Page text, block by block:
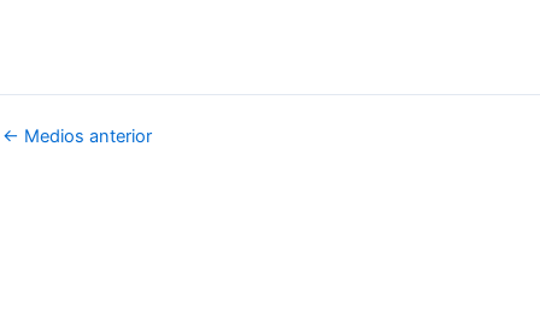
← Medios anterior